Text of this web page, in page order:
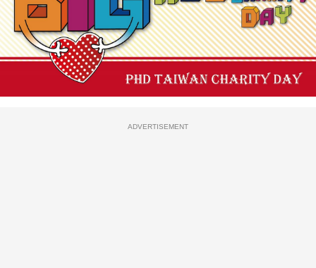
ADVERTISEMENT